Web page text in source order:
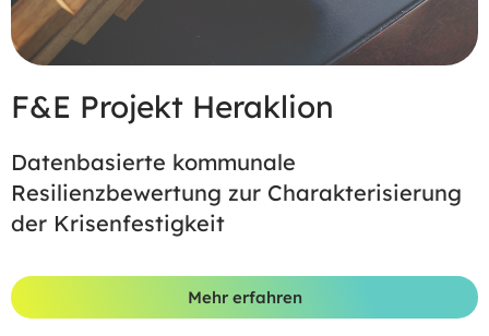
F&E Projekt Heraklion
Datenbasierte kommunale
Resilienzbewertung zur Charakterisierung
der Krisenfestigkeit
Mehr erfahren